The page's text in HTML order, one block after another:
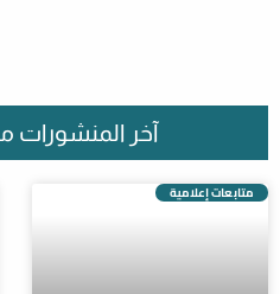
آخر المنشورات
متابعات إعلامية